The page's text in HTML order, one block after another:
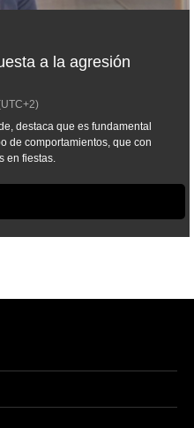
a la agresión
destaca que es fundamental
de comportamientos, que con
en fiestas.